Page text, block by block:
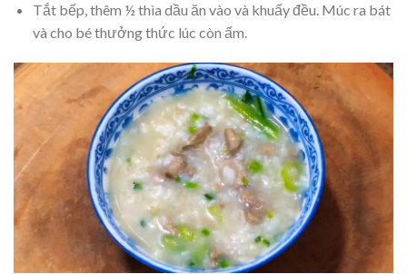
Tắt bếp, thêm ½ thìa dầu ăn vào và khuấy đều. Múc ra bát
và cho bé thưởng thức lúc còn ấm.